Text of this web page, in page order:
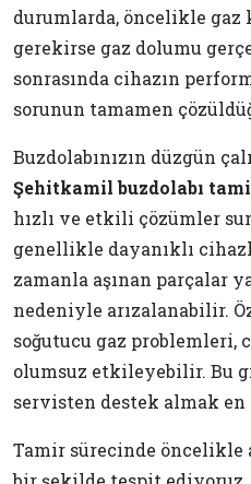
durumlarda, öncelikle gaz
gerekirse gaz dolumu
sonrasında cihazın
sorunun tamamen
Buzdolabınızın düzgün
Şehitkamil buzdolabı
hızlı ve etkili çözümler
genellikle dayanıklı
zamanla aşınan parçalar
nedeniyle arızalanabilir.
soğutucu gaz problemleri,
olumsuz etkileyebilir. Bu
servisten destek almak en
Tamir sürecinde öncelikle